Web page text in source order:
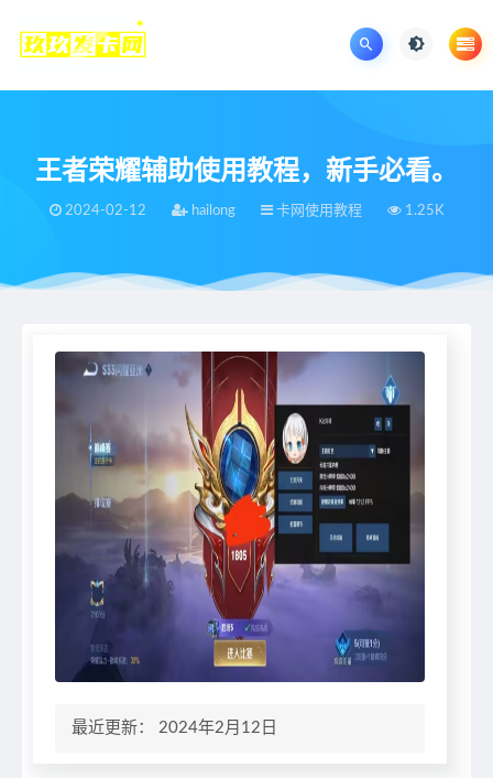
王者荣耀辅助使用教程，新手必看。
2024-02-12 hailong 卡网使用教程 1.25K
当前位置：王者荣耀辅助网 卡网使用教程 >王者荣耀辅助使用教程，新手必看。
最近更新： 2024年2月12日